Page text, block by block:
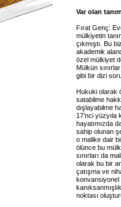
Var olan
Fırat Genç:
mülkiyetin
çıkmıştı. Bu
akademik
özel mülkiyet
Mülkün
gibi bir dizi
Hukuki olarak
satabilme
dışlayabilme
17’nci
hayatımızda
sahip olunan
o malike dair
ölünce bu
sınırları da
olarak bu bir
çatışma ve
konvansiyonel
noktası